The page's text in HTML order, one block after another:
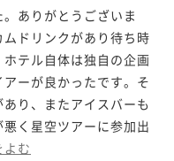
ありがとうございま
ドリンクがあり待ち時
テル自体は独自の企画
ーが良かったです。そ
り、またアイスバーも
く星空ツアーに参加出
よむ